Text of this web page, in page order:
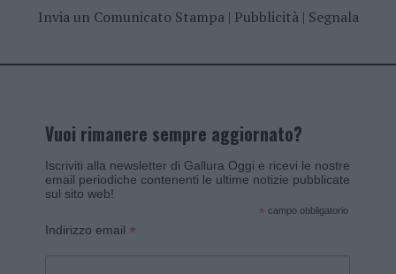
Invia un Comunicato Stampa| Pubblicità| Segnala
Vuoi rimanere sempre aggiornato?
Iscriviti alla newsletter di Gallura Oggi e ricevi le nostre
email periodiche contenenti le ultime notizie pubblicate
sul sito web!
* campo obbligatorio
Indirizzo email *